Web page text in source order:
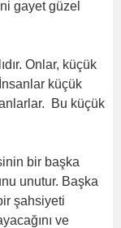
gayet güzel
Onlar, küçük
küçük
Bu küçük
bir başka
unutur. Başka
şahsiyeti
ve